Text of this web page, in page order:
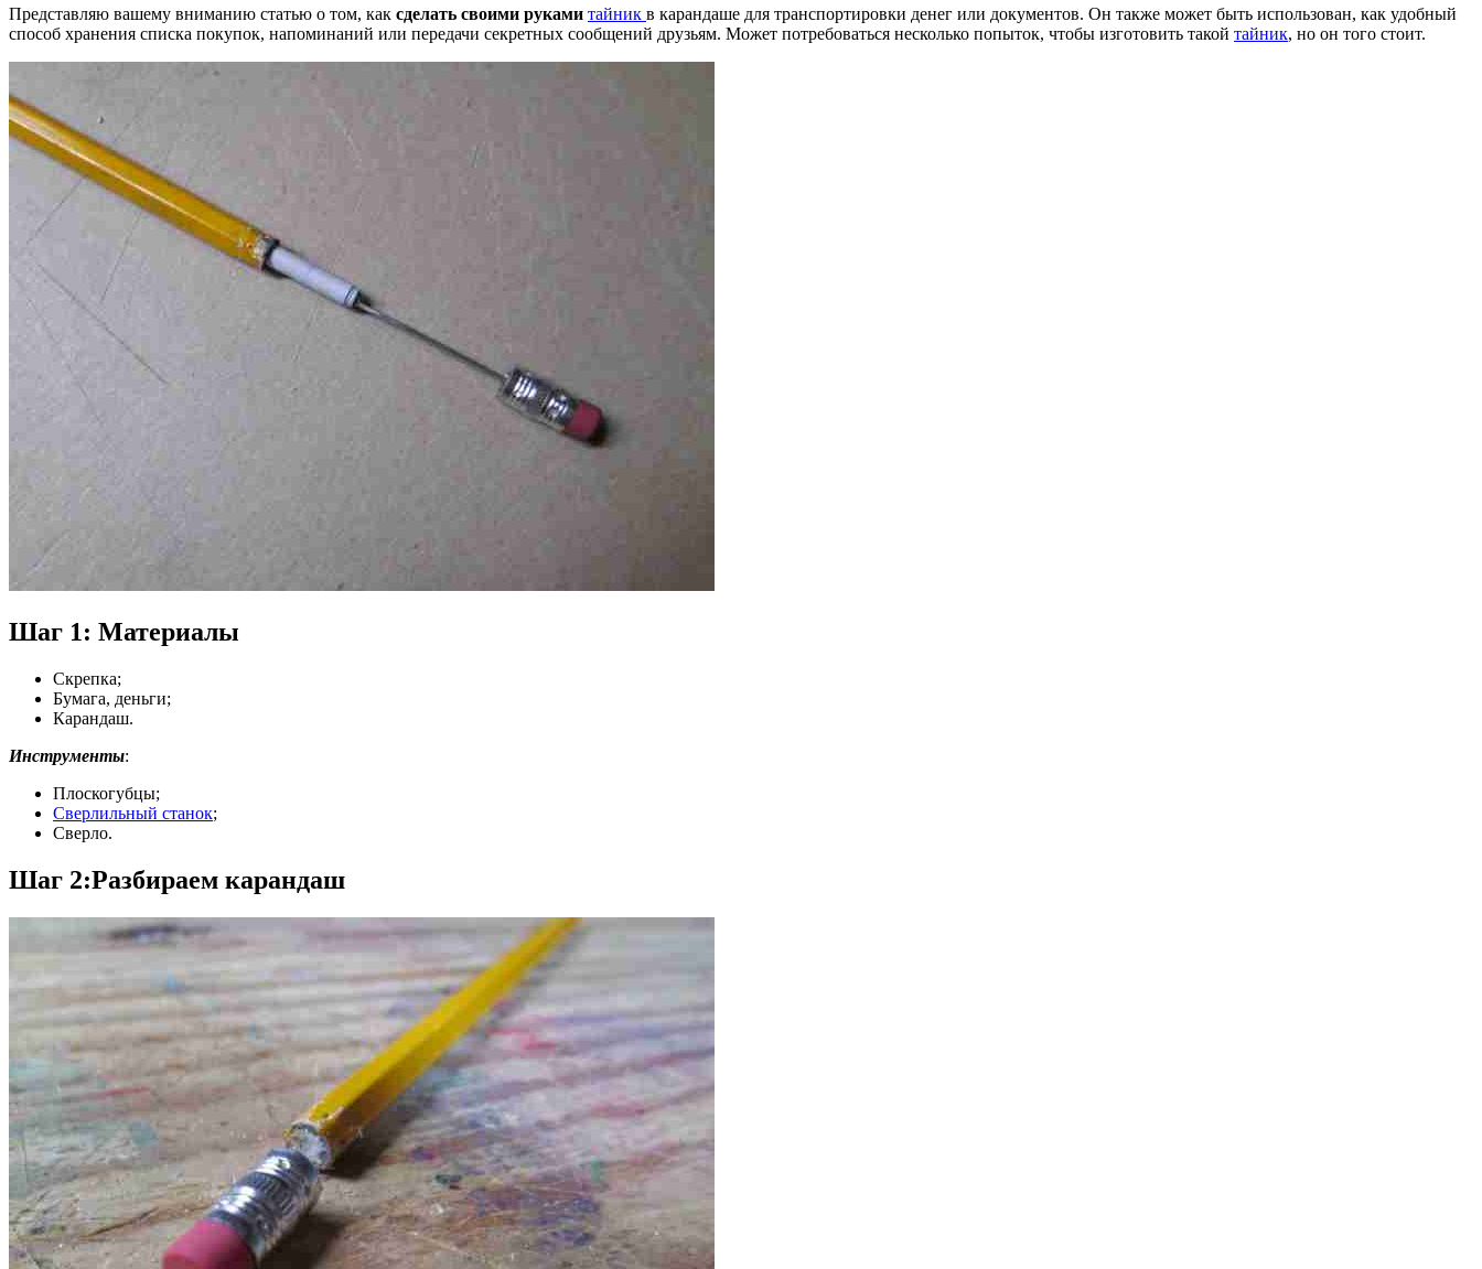
Представляю вашему вниманию статью о том, как сделать своими руками тайник в карандаше для транспортировки денег или документов. Он также может быть использован, как удобный
способ хранения списка покупок, напоминаний или передачи секретных сообщений друзьям. Может потребоваться несколько попыток, чтобы изготовить такой тайник, но он того стоит.
Шаг 1: Материалы
Скрепка;
Бумага, деньги;
Карандаш.
Инструменты:
Плоскогубцы;
Сверлильный станок;
Сверло.
Шаг 2:Разбираем карандаш